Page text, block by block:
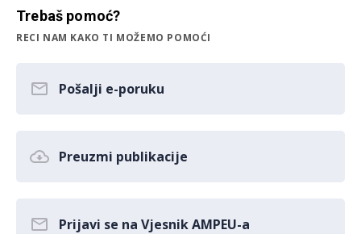
Trebaš pomoć?
RECI NAM KAKO TI MOŽEMO POMOĆI
Pošalji e-poruku
Preuzmi publikacije
Prijavi se na Vjesnik AMPEU-a